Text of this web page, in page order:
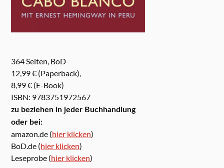
364 Seiten, BoD
12,99 € (Paperback),
8,99 € (E-Book)
ISBN: 9783751972567
zu beziehen in jeder Buchhandlung
oder bei:
amazon.de (hier klicken)
BoD.de (hier klicken)
Leseprobe (hier klicken)